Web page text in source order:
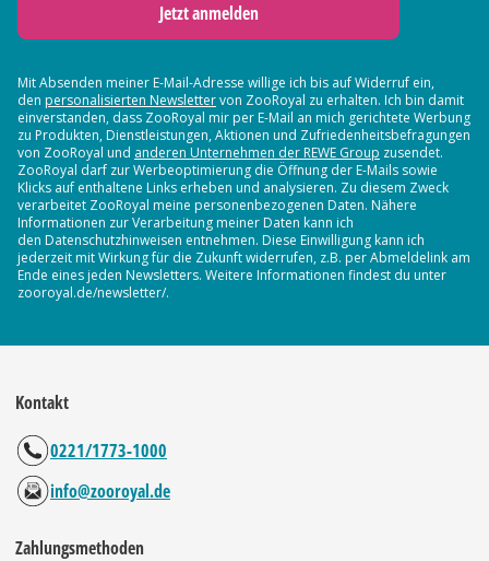
Jetzt anmelden
Mit Absenden meiner E-Mail-Adresse willige ich bis auf Widerruf ein,
den personalisierten Newslettervon ZooRoyal zu erhalten. Ich bin damit
einverstanden, dass ZooRoyal mir per E-Mail an mich gerichtete Werbung
zu Produkten, Dienstleistungen, Aktionen und Zufriedenheitsbefragungen
von ZooRoyal und anderen Unternehmen der REWE Group zusendet.
ZooRoyal darf zur Werbeoptimierung die Öffnung der E-Mails sowie
Klicks auf enthaltene Links erheben und analysieren. Zu diesem Zweck
verarbeitet ZooRoyal meine personenbezogenen Daten. Nähere
Informationen zur Verarbeitung meiner Daten kann ich
den Datenschutzhinweisen entnehmen. Diese Einwilligung kann ich
jederzeit mit Wirkung für die Zukunft widerrufen, z.B. per Abmeldelink am
Ende eines jeden Newsletters. Weitere Informationen findest du unter
zooroyal.de/newsletter/.
Kontakt
0221/1773-1000
info@zooroyal.de
Zahlungsmethoden